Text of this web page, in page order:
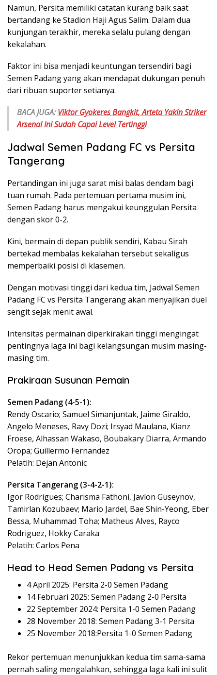
Namun, Persita memiliki catatan kurang baik saat
bertandang ke Stadion Haji Agus Salim. Dalam dua
kunjungan terakhir, mereka selalu pulang dengan
kekalahan.
Faktor ini bisa menjadi keuntungan tersendiri bagi
Semen Padang yang akan mendapat dukungan penuh
dari ribuan suporter setianya.
BACA JUGA: Viktor Gyokeres Bangkit, Arteta Yakin Striker
Arsenal Ini Sudah Capai Level Tertinggi
Jadwal Semen Padang FC vs Persita
Tangerang
Pertandingan ini juga sarat misi balas dendam bagi
tuan rumah. Pada pertemuan pertama musim ini,
Semen Padang harus mengakui keunggulan Persita
dengan skor 0-2.
Kini, bermain di depan publik sendiri, Kabau Sirah
bertekad membalas kekalahan tersebut sekaligus
memperbaiki posisi di klasemen.
Dengan motivasi tinggi dari kedua tim, Jadwal Semen
Padang FC vs Persita Tangerang akan menyajikan duel
sengit sejak menit awal.
Intensitas permainan diperkirakan tinggi mengingat
pentingnya laga ini bagi kelangsungan musim masing-
masing tim.
Prakiraan Susunan Pemain
Semen Padang (4-5-1):
Rendy Oscario; Samuel Simanjuntak, Jaime Giraldo,
Angelo Meneses, Ravy Dozi; Irsyad Maulana, Kianz
Froese, Alhassan Wakaso, Boubakary Diarra, Armando
Oropa; Guillermo Fernandez
Pelatih: Dejan Antonic
Persita Tangerang (3-4-2-1):
Igor Rodrigues; Charisma Fathoni, Javlon Guseynov,
Tamirlan Kozubaev; Mario Jardel, Bae Shin-Yeong, Eber
Bessa, Muhammad Toha; Matheus Alves, Rayco
Rodriguez, Hokky Caraka
Pelatih: Carlos Pena
Head to Head Semen Padang vs Persita
4 April 2025: Persita 2-0 Semen Padang
14 Februari 2025: Semen Padang 2-0 Persita
22 September 2024: Persita 1-0 Semen Padang
28 November 2018: Semen Padang 3-1 Persita
25 November 2018:Persita 1-0 Semen Padang
Rekor pertemuan menunjukkan kedua tim sama-sama
pernah saling mengalahkan, sehingga laga kali ini sulit